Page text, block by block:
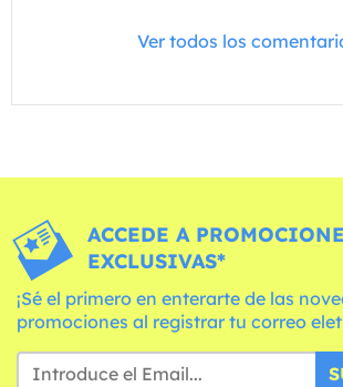
Ver todos los
ACCEDE A
EXCLUSIVAS*
¡Sé el primero en enterarte de las
promociones al registrar tu correo